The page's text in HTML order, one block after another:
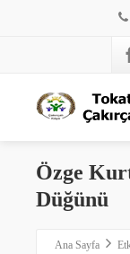
Özge
Düğünü
Ana Sayfa